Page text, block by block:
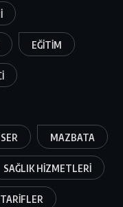
EĞITIM
MAZBATA
SAĞLIK HIZMETLERI